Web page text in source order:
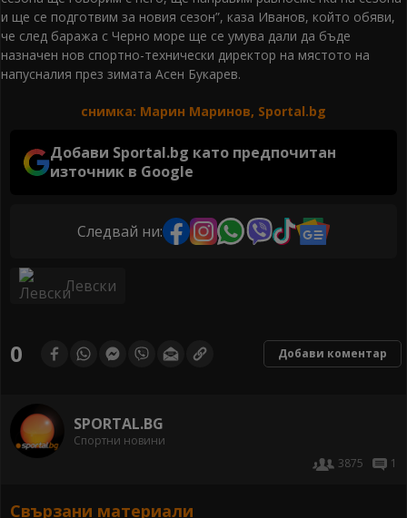
и ще се подготвим за новия сезон”, каза Иванов, който обяви,
че след баража с Черно море ще се умува дали да бъде
назначен нов спортно-технически директор на мястото на
напусналия през зимата Асен Букарев.
снимка: Марин Маринов, Sportal.bg
Добави Sportal.bg като предпочитан
източник в Google
Следвай ни:
Левски
0 Добави коментар
SPORTAL.BG
Спортни новини
3875
1
Свързани материали